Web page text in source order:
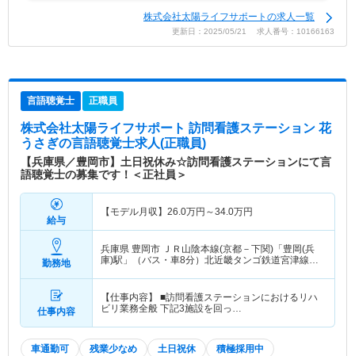
株式会社太陽ライフサポートの求人一覧
更新日：2025/05/21 求人番号：10166163
言語聴覚士 正職員
株式会社太陽ライフサポート 訪問看護ステーション 花
うさぎの言語聴覚士求人(正職員)
【兵庫県／豊岡市】土日祝休み☆訪問看護ステーションにて言
語聴覚士の募集です！＜正社員＞
給与
【モデル月収】 26.0万円～34.0万円
勤務地
兵庫県 豊岡市 ＪＲ山陰本線(京都－下関)「豊岡(兵
庫)駅」（バス・車8分）北近畿タンゴ鉄道宮津線
仕事内容
【仕事内容】 ■訪問看護ステーションにおけるリハ
ビリ業務全般 下記3施設を回っ…
車通勤可 残業少なめ 土日祝休 積極採用中